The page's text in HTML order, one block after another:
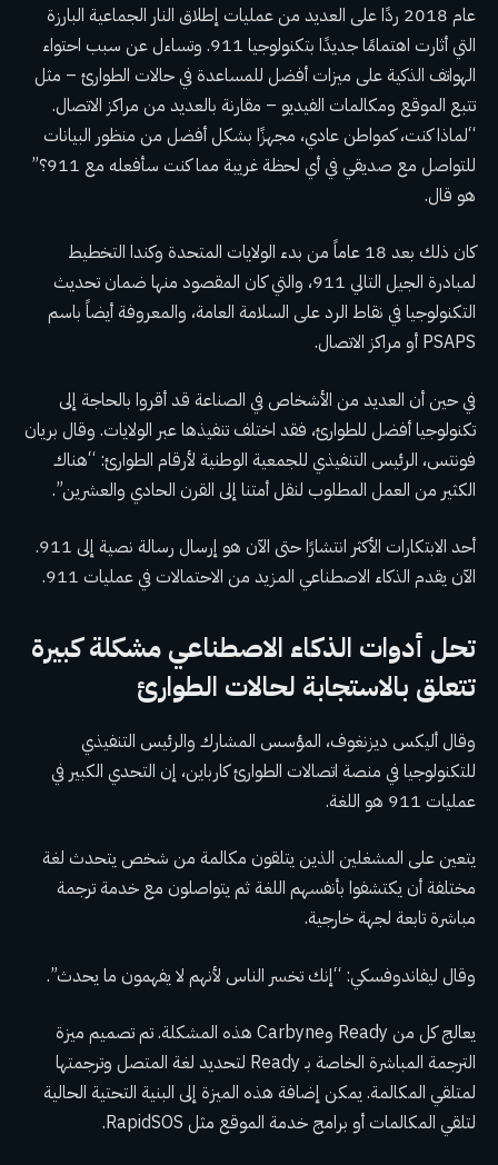
عام 2018 ردًا على العديد من عمليات إطلاق النار الجماعية البارزة
التي أثارت اهتمامًا جديدًا بتكنولوجيا 911. وتساءل عن سبب احتواء
الهواتف الذكية على ميزات أفضل للمساعدة في حالات الطوارئ – مثل
تتبع الموقع ومكالمات الفيديو – مقارنة بالعديد من مراكز الاتصال.
“لماذا كنت، كمواطن عادي، مجهزًا بشكل أفضل من منظور البيانات
للتواصل مع صديقي في أي لحظة غريبة مما كنت سأفعله مع 911؟”
هو قال.
كان ذلك بعد 18 عاماً من بدء الولايات المتحدة وكندا التخطيط
لمبادرة الجيل التالي 911، والتي كان المقصود منها ضمان تحديث
التكنولوجيا في نقاط الرد على السلامة العامة، والمعروفة أيضاً باسم
PSAPS أو مراكز الاتصال.
في حين أن العديد من الأشخاص في الصناعة قد أقروا بالحاجة إلى
تكنولوجيا أفضل للطوارئ، فقد اختلف تنفيذها عبر الولايات. وقال بريان
فونتس، الرئيس التنفيذي للجمعية الوطنية لأرقام الطوارئ: “هناك
الكثير من العمل المطلوب لنقل أمتنا إلى القرن الحادي والعشرين”.
أحد الابتكارات الأكثر انتشارًا حتى الآن هو إرسال رسالة نصية إلى 911.
الآن يقدم الذكاء الاصطناعي المزيد من الاحتمالات في عمليات 911.
تحل أدوات الذكاء الاصطناعي مشكلة كبيرة
تتعلق بالاستجابة لحالات الطوارئ
وقال أليكس ديزنغوف، المؤسس المشارك والرئيس التنفيذي
للتكنولوجيا في منصة اتصالات الطوارئ كارباين، إن التحدي الكبير في
عمليات 911 هو اللغة.
يتعين على المشغلين الذين يتلقون مكالمة من شخص يتحدث لغة
مختلفة أن يكتشفوا بأنفسهم اللغة ثم يتواصلون مع خدمة ترجمة
مباشرة تابعة لجهة خارجية.
وقال ليفاندوفسكي: “إنك تخسر الناس لأنهم لا يفهمون ما يحدث”.
يعالج كل من Ready وCarbyne هذه المشكلة. تم تصميم ميزة
الترجمة المباشرة الخاصة بـ Ready لتحديد لغة المتصل وترجمتها
لمتلقي المكالمة. يمكن إضافة هذه الميزة إلى البنية التحتية الحالية
لتلقي المكالمات أو برامج خدمة الموقع مثل RapidSOS.